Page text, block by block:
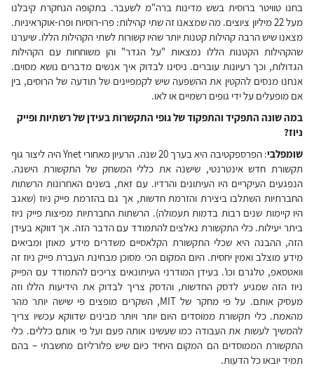
בחנו טוויטר ברוסית בשש מדינות ברה"מ לשעבר. בתקופה הנחקרת קיבלנו
מעל 22 מיליון ציוצים. מה שמצאנו זה שתי קהילות: פרו-רוסיות ופרו-אוקראיניות.
מצאנו שיש הרבה קהילות קטנות יותר שהיו קשורות לשתי הקהילות הללו. שיערנו
שהקהילות הקטנות הללו נמצאות "על הגדר" והן משוחחות עם הקהילות
הגדולות, וכך רעיונות עוברים. ניסינו לבדוק איך אנשים מדברים נושא מסוים.
אנחנו מנסים להקטין את ההשפעה שיש לקמפיינים של תודעה של הרוסים, בין
אם מופעלים על ידי גופים רשמיים או לאו.
במה שונה התפקיד והתפקוד של גופי התקשרות בעידן של רשתיות ופייק
ניוז?
שומפלבי
: הפרספקטיבה היא בערך 20 שנה. הרעיון מאחורי Ynet היה ליצור גוף
תקשורת חדש אינטרנטי, שישנה את כללי המשחק של התקשורת הישנה.
הנפגעים העיקריים היו העיתונים והרדיו. עם זאת, בשנים האחרונות הרשתות
החברתיות השתלבו ביצירת והזרמת חדשות, אך גם בהזרמת פייק ניוז (שאגב
היו קיימות שנים רבות בדמות תעמולה). הרשתות החברתיות מפיצות פייק ניוז
ביתר יעילות. כלי התקשורת נאלצים להתמודד עם הדבר הזה. אך דווקא בעידן
הזה, ההבנה היא שכלי התקשורת הקלאסיים משדרים מידע מאוזן ומביאים
מידע מוצלב ואמין יחסית. היום המקום הכי מסוכן מבחינת העברת פייק ניוז זה
וואטסאפ, טלגרם וכו'. בעידן המודרני העיתונאים צריכים להתמודד עם הפייק
ניוז הזה שמגיע לדסק החדשות, והדסק צריך לבדוק את הידיעות הללו וזה
מעסיק אותם. על פי מחקר של MIT, השקרים מופצים פי שישה יותר מהר
מהאמת. כלי תקשורת ממוסדים היום יותר ויותר מבינים שדווקא עכשיו צריך
להמשיך לעשות את העבודה כמו שעשינו אותה פעם ועל פי אותם כללים. כלי
התקשורת הממוסדים הם המקום היחיד כיום שיש פלורליזם מחשבתי – בהם
תמיד יובאו כל הדעות.